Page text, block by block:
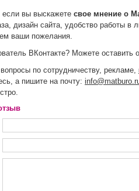
вы выскажете свое мнение о
дизайн сайта, удобство работы в
ваши пожелания.
ВКонтакте? Можете оставить
по сотрудничеству, рекламе,
а пишите на почту: